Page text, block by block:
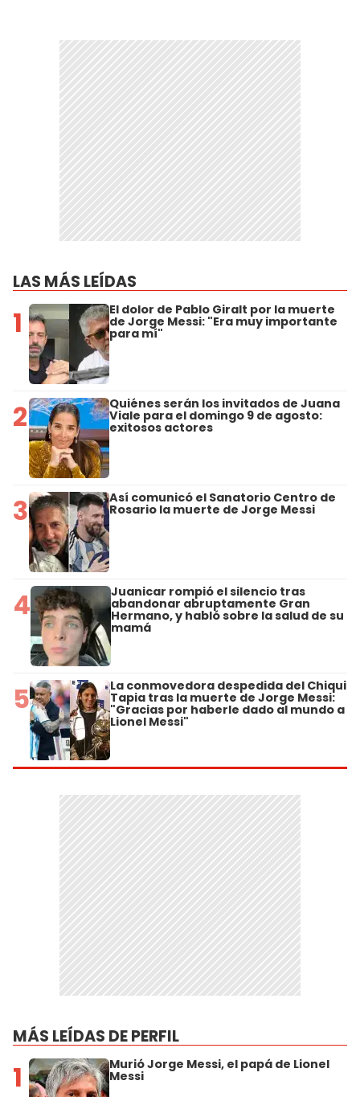
LAS MÁS LEÍDAS
1 El dolor de Pablo Giralt por la muerte
de Jorge Messi: "Era muy importante
para mí"
2 Quiénes serán los invitados de Juana
Viale para el domingo 9 de agosto:
exitosos actores
3 Así comunicó el Sanatorio Centro de
Rosario la muerte de Jorge Messi
4 Juanicar rompió el silencio tras
abandonar abruptamente Gran
Hermano, y habló sobre la salud de su
mamá
5 La conmovedora despedida del Chiqui
Tapia tras la muerte de Jorge Messi:
"Gracias por haberle dado al mundo a
Lionel Messi"
MÁS LEÍDAS DE PERFIL
1 Murió Jorge Messi, el papá de Lionel
Messi